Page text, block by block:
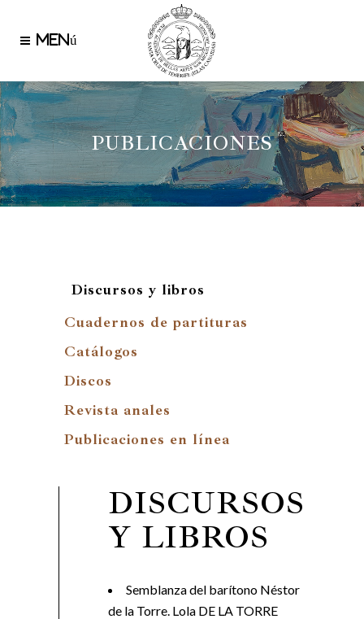
PUBLICACIONES
Discursos y libros
Cuadernos de partituras
Catálogos
Discos
Revista anales
Publicaciones en línea
DISCURSOS
Y LIBROS
Semblanza del barítono Néstor
de la Torre. Lola DE LA TORRE